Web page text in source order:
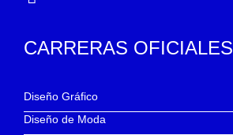
CARRERAS OFICIALES
Diseño Gráfico
Diseño de Moda